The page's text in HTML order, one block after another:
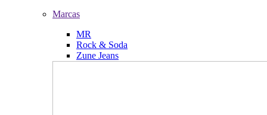
Marcas
MR
Rock & Soda
Zune Jeans